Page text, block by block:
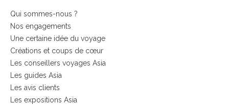
Qui sommes-nous ?
Nos engagements
Une certaine idée du voyage
Créations et coups de cœur
Les conseillers voyages Asia
Les guides Asia
Les avis clients
Les expositions Asia